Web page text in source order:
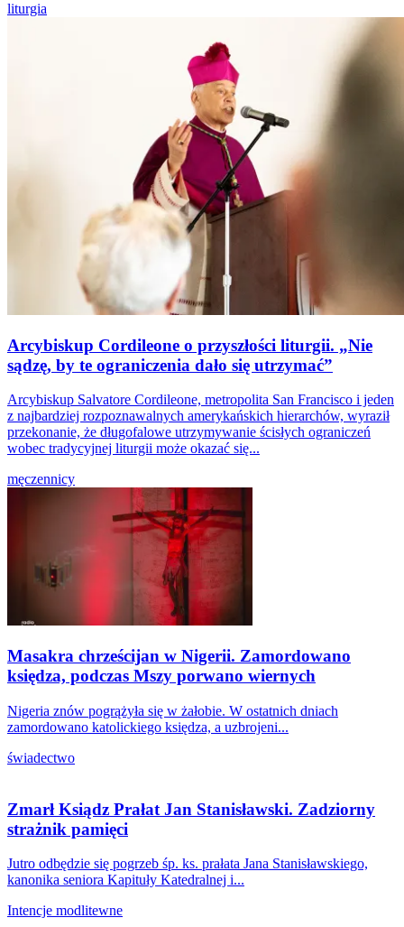
liturgia
Arcybiskup Cordileone o przyszłości liturgii. „Nie
sądzę, by te ograniczenia dało się utrzymać”
Arcybiskup Salvatore Cordileone, metropolita San Francisco i jeden
z najbardziej rozpoznawalnych amerykańskich hierarchów, wyraził
przekonanie, że długofalowe utrzymywanie ścisłych ograniczeń
wobec tradycyjnej liturgii może okazać się...
męczennicy
Masakra chrześcijan w Nigerii. Zamordowano
księdza, podczas Mszy porwano wiernych
Nigeria znów pogrążyła się w żałobie. W ostatnich dniach
zamordowano katolickiego księdza, a uzbrojeni...
świadectwo
Zmarł Ksiądz Prałat Jan Stanisławski. Zadziorny
strażnik pamięci
Jutro odbędzie się pogrzeb śp. ks. prałata Jana Stanisławskiego,
kanonika seniora Kapituły Katedralnej i...
Intencje modlitewne